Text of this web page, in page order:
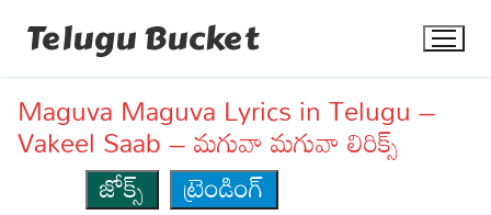
Telugu Bucket
Maguva Maguva Lyrics in Telugu –
Vakeel Saab – మగువా మగువా లిరిక్స్
జోక్స్
ట్రెండింగ్